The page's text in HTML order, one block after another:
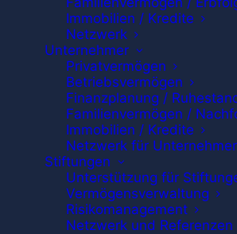
Immobilien / Kredite
Netzwerk
Unternehmer
Privatvermögen
Betriebsvermögen
Finanzplanung /
Familienvermögen /
Immobilien / Kredite
Netzwerk für Unternehmer
Stiftungen
Unterstützung für
Vermögensverwaltung
Risikomanagement
Netzwerk und Referenzen